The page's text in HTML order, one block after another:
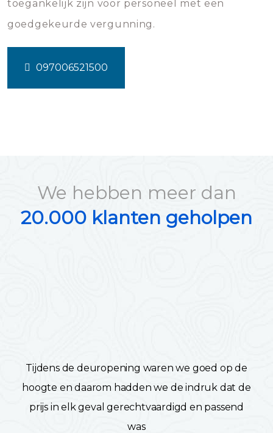
toegankelijk zijn voor personeel met een
goedgekeurde vergunning.
097006521500
We hebben meer dan
20.000 klanten geholpen
Tijdens de deuropening waren we goed op de
hoogte en daarom hadden we de indruk dat de
prijs in elk geval gerechtvaardigd en passend
was